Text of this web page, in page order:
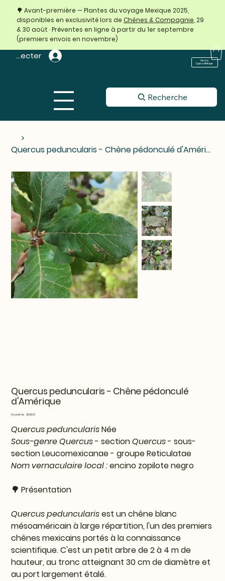
connecter
Recherche
Vers La
Quercothèque
🌳 Avant-première — Plantes du voyage Mexique 2025,
disponibles en exclusivité lors de Chênes & Compagnie, 29
& 30 août · Préventes en ligne à partir du 1er septembre
(premiers envois en novembre)
>
Quercus peduncularis - Chêne pédonculé d'Amérique
Quercus peduncularis - Chêne pédonculé
d'Amérique
À partir de Prix
25,00 €
Quercus peduncularisNée
Sous-genre Quercus- sectionQuercus- sous-
section Leucomexicanae - groupe Reticulatae
Nom vernaculaire local :encino zopilote negro
🌳 Présentation
Quercus peduncularisest un chêne blanc
mésoaméricain à large répartition, l'un des premiers
chênes mexicains portés à la connaissance
scientifique. C'est un petit arbre de 2 à 4 m de
hauteur, au tronc atteignant 30 cm de diamètre et
au port largement étalé.